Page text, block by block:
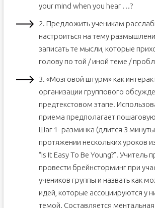
your mind when you hear …?
2. Предложить ученикам
настроиться на тему
записать те мысли, которые
голову по той / иной теме /
3. «Мозговой штурм» как
организации группового
предтекстовом этапе.
приема предполагает
Шаг 1- разминка (длится 3
протяжении нескольких уроков
“Is It Easy To Be Young?”. Учитель
провести брейнсторминг при
учеников группы и назвать как
идей, которые ассоциируются у
темой. Составляется ментальная